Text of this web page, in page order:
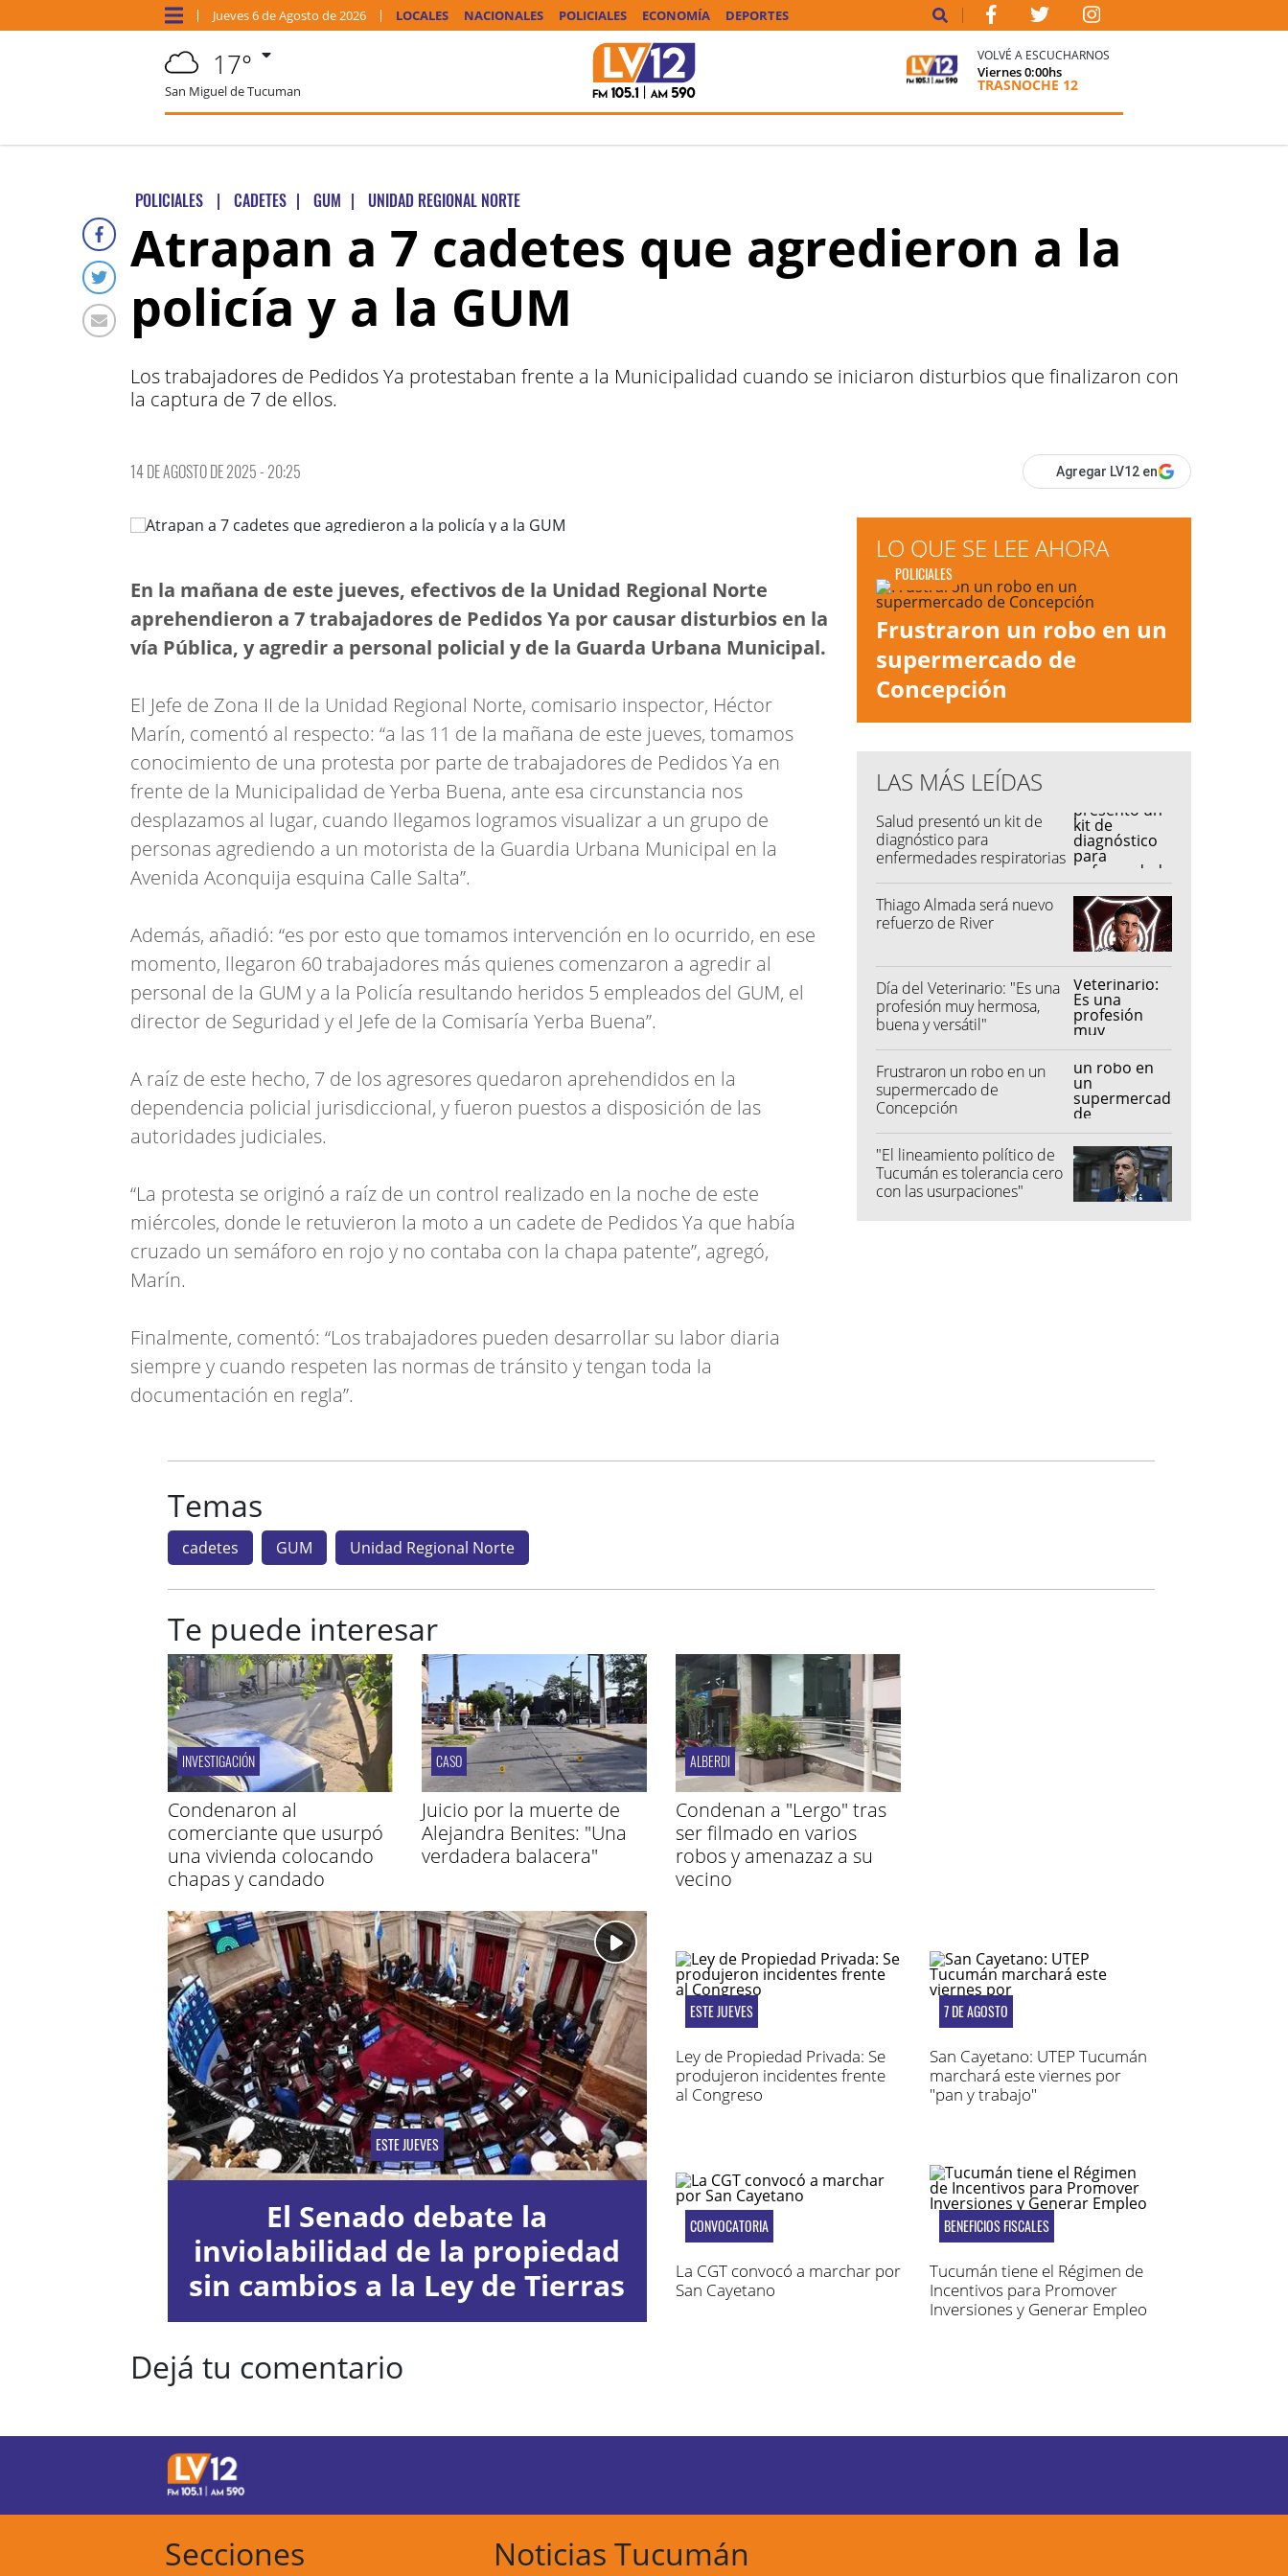
Jueves6 deAgosto de 2026 LOCALES NACIONALES POLICIALES ECONOMÍA DEPORTES
17°
San Miguel de Tucuman
VOLVÉ A ESCUCHARNOS
Viernes0:00hs
TRASNOCHE 12
POLICIALES | CADETES | GUM | UNIDAD REGIONAL NORTE
Atrapan a 7 cadetes que agredieron a la
policía y a la GUM
Los trabajadores de Pedidos Ya protestaban frente a la Municipalidad cuando se iniciaron disturbios que finalizaron con
la captura de 7 de ellos.
14 DE AGOSTO DE 2025 - 20:25 Agregar LV12 en
En la mañana de este jueves, efectivos de la Unidad Regional Norte
aprehendieron a 7 trabajadores de Pedidos Ya por causar disturbios en la
vía Pública, y agredir a personal policial y de la Guarda Urbana Municipal.
El Jefe de Zona II de la Unidad Regional Norte, comisario inspector, Héctor
Marín, comentó al respecto: “a las 11 de la mañana de este jueves, tomamos
conocimiento de una protesta por parte de trabajadores de Pedidos Ya en
frente de la Municipalidad de Yerba Buena, ante esa circunstancia nos
desplazamos al lugar, cuando llegamos logramos visualizar a un grupo de
personas agrediendo a un motorista de la Guardia Urbana Municipal en la
Avenida Aconquija esquina Calle Salta”.
Además, añadió: “es por esto que tomamos intervención en lo ocurrido, en ese
momento, llegaron 60 trabajadores más quienes comenzaron a agredir al
personal de la GUM y a la Policía resultando heridos 5 empleados del GUM, el
director de Seguridad y el Jefe de la Comisaría Yerba Buena”.
A raíz de este hecho, 7 de los agresores quedaron aprehendidos en la
dependencia policial jurisdiccional, y fueron puestos a disposición de las
autoridades judiciales.
“La protesta se originó a raíz de un control realizado en la noche de este
miércoles, donde le retuvieron la moto a un cadete de Pedidos Ya que había
cruzado un semáforo en rojo y no contaba con la chapa patente”, agregó,
Marín.
Finalmente, comentó: “Los trabajadores pueden desarrollar su labor diaria
siempre y cuando respeten las normas de tránsito y tengan toda la
documentación en regla”.
LO QUE SE LEE AHORA
POLICIALES
Frustraron un robo en un
supermercado de
Concepción
LAS MÁS LEÍDAS
Salud presentó un kit de
diagnóstico para
enfermedades respiratorias
Thiago Almada será nuevo
refuerzo de River
Día del Veterinario: "Es una
profesión muy hermosa,
buena y versátil"
Frustraron un robo en un
supermercado de
Concepción
"El lineamiento político de
Tucumán es tolerancia cero
con las usurpaciones"
Temas
cadetes GUM Unidad Regional Norte
Te puede interesar
INVESTIGACIÓN
Condenaron al
comerciante que usurpó
una vivienda colocando
chapas y candado
CASO
Juicio por la muerte de
Alejandra Benites: "Una
verdadera balacera"
ALBERDI
Condenan a "Lergo" tras
ser filmado en varios
robos y amenazaz a su
vecino
ESTE JUEVES
El Senado debate la
inviolabilidad de la propiedad
sin cambios a la Ley de Tierras
ESTE JUEVES
Ley de Propiedad Privada: Se
produjeron incidentes frente
al Congreso
7 DE AGOSTO
San Cayetano: UTEP Tucumán
marchará este viernes por
"pan y trabajo"
CONVOCATORIA
La CGT convocó a marchar por
San Cayetano
BENEFICIOS FISCALES
Tucumán tiene el Régimen de
Incentivos para Promover
Inversiones y Generar Empleo
Dejá tu comentario
Secciones Noticias Tucumán